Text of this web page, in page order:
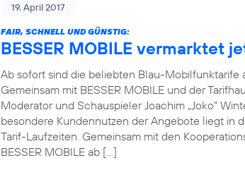
19. April 2017
FAIR, SCHNELL UND GÜNSTIG:
BESSER MOBILE vermarktet
Ab sofort sind die beliebten Blau-Mobilfunktarife
Gemeinsam mit BESSER MOBILE und der
Moderator und Schauspieler Joachim „Joko“
besondere Kundennutzen der Angebote liegt in
Tarif-Laufzeiten. Gemeinsam mit den
BESSER MOBILE ab […]